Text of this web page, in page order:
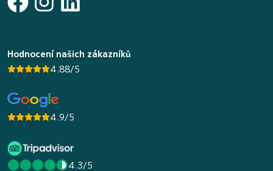
Hodnocení našich zákazníků
4.88/5
4.9/5
4.3/5